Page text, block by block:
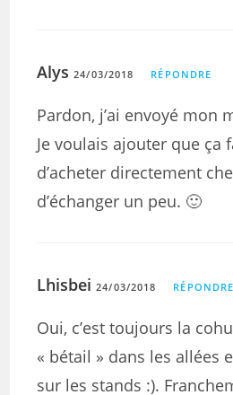
Alys 24/03/2018 RÉPONDRE
Pardon, j’ai envoyé mon
Je voulais ajouter que ça
d’acheter directement
d’échanger un peu. 🙂
Lhisbei 24/03/2018 RÉPONDRE
Oui, c’est toujours la
« bétail » dans les allées
sur les stands :).